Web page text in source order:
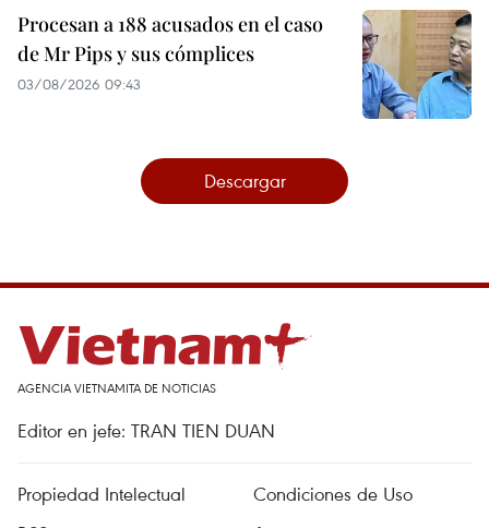
Procesan a 188 acusados en el caso
de Mr Pips y sus cómplices
03/08/2026 09:43
Descargar
AGENCIA VIETNAMITA DE NOTICIAS
Editor en jefe: TRAN TIEN DUAN
Propiedad Intelectual
Condiciones de Uso